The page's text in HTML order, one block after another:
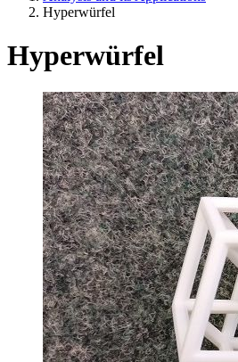
Hyperwürfel
Hyperwürfel